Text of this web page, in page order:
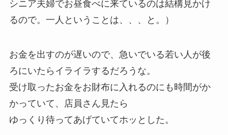
シニア夫婦でお昼食べに来ているのは結構見かけ
るので。一人ということは、、、と。）
お金を出すのが遅いので、急いでいる若い人が後
ろにいたらイライラするだろうな。
受け取ったお金をお財布に入れるのにも時間がか
かっていて、店員さん見たら
ゆっくり待ってあげていてホッとした。